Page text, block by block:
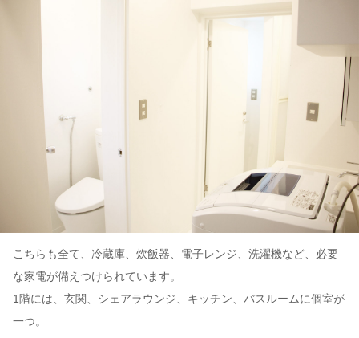
こちらも全て、冷蔵庫、炊飯器、電子レンジ、洗濯機など、必要
な家電が備えつけられています。
1階には、玄関、シェアラウンジ、キッチン、バスルームに個室が
一つ。